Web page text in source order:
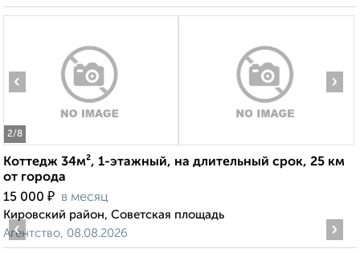
2/8
‹ ›
Коттедж 34м², 1-этажный, на длительный срок, 25 км
от города
15 000 ₽ в месяц
Кировский район, Советская площадь
Агентство, 08.08.2026
‹ ›